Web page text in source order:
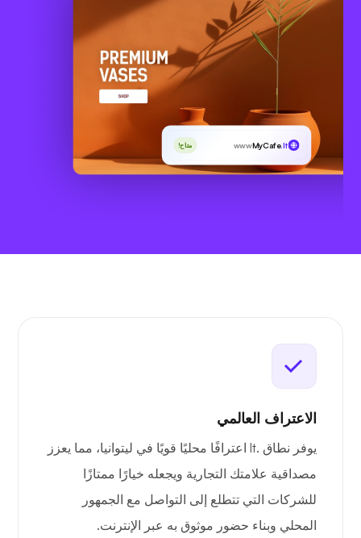
wwwMyCafe.lt متاح!
الاعتراف العالمي
يوفر نطاق .lt اعترافًا محليًا قويًا في ليتوانيا، مما يعزز
مصداقية علامتك التجارية ويجعله خيارًا ممتازًا
للشركات التي تتطلع إلى التواصل مع الجمهور
المحلي وبناء حضور موثوق به عبر الإنترنت.